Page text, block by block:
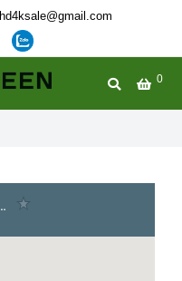
hd4ksale@gmail.com
0